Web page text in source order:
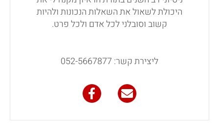
היכולת לשאול את השאלות הנכונות ולהיות
קשוב וסובלני לכל אדם ולכל פרט.
ליצירת קשר: 052-5667877